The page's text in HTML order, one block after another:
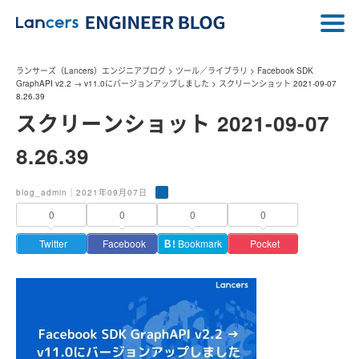
ランサーズ（Lancers）エンジニアブログ > ツール／ライブラリ > Facebook SDK
GraphAPI v2.2 → v11.0にバージョンアップしました > スクリーンショット 2021-09-07
8.26.39
スクリーンショット 2021-09-07
8.26.39
blog_admin｜2021年09月07日
0
Twitter
0
Facebook
0
Ｂ! Bookmark
0
Pocket